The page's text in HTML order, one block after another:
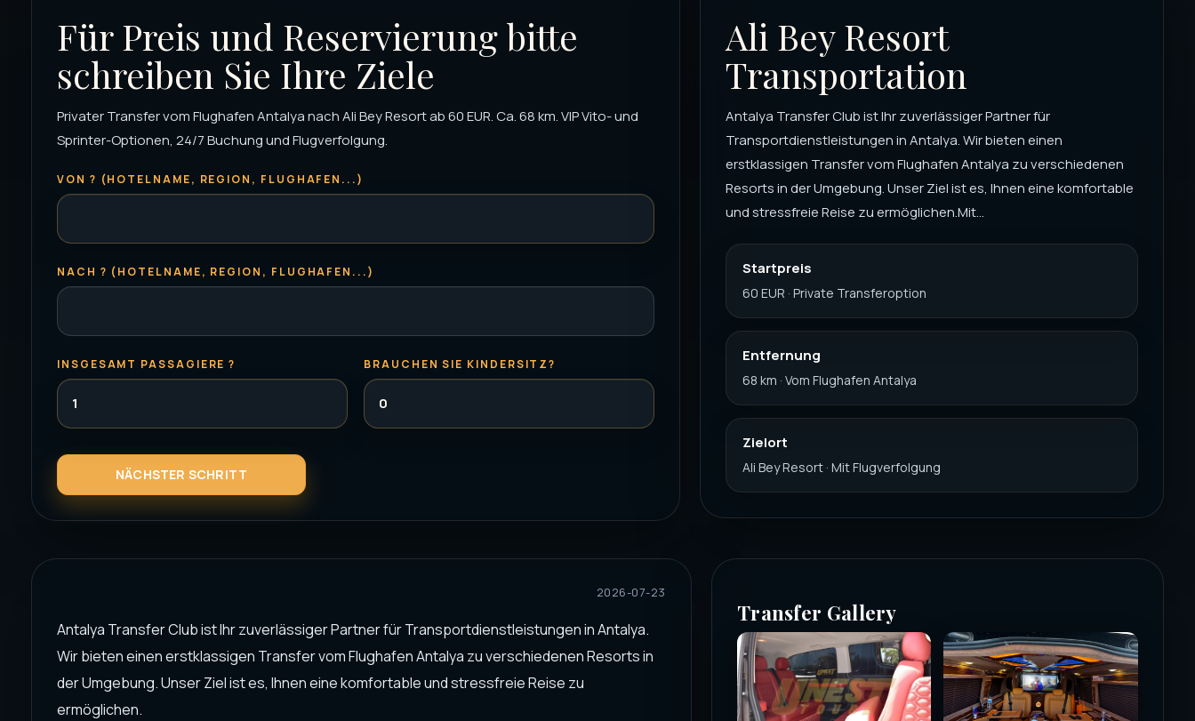
Für Preis und Reservierung bitte
schreiben Sie Ihre Ziele
Privater Transfer vom Flughafen Antalya nach Ali Bey Resort ab 60 EUR. Ca. 68 km. VIP Vito- und
Sprinter-Optionen, 24/7 Buchung und Flugverfolgung.
VON ? (HOTELNAME, REGION, FLUGHAFEN...)
NACH ? (HOTELNAME, REGION, FLUGHAFEN...)
INSGESAMT PASSAGIERE ? BRAUCHEN SIE KINDERSITZ?
Ali Bey Resort
Transportation
Antalya Transfer Club ist Ihr zuverlässiger Partner für
Transportdienstleistungen in Antalya. Wir bieten einen
erstklassigen Transfer vom Flughafen Antalya zu verschiedenen
Resorts in der Umgebung. Unser Ziel ist es, Ihnen eine komfortable
und stressfreie Reise zu ermöglichen.Mit...
Startpreis
60 EUR · Private Transferoption
Entfernung
68 km · Vom Flughafen Antalya
Zielort
Ali Bey Resort · Mit Flugverfolgung
2026-07-23
Antalya Transfer Club ist Ihr zuverlässiger Partner für Transportdienstleistungen in Antalya.
Wir bieten einen erstklassigen Transfer vom Flughafen Antalya zu verschiedenen Resorts in
der Umgebung. Unser Ziel ist es, Ihnen eine komfortable und stressfreie Reise zu
ermöglichen.
Transfer Gallery